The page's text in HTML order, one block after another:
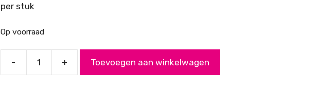
per stuk
Op voorraad
- + Toevoegen aan winkelwagen